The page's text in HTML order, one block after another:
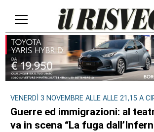
VENERDÌ 3 NOVEMBRE ALLE ALLE 21,15 A
Guerre ed immigrazioni: al
va in scena “La fuga